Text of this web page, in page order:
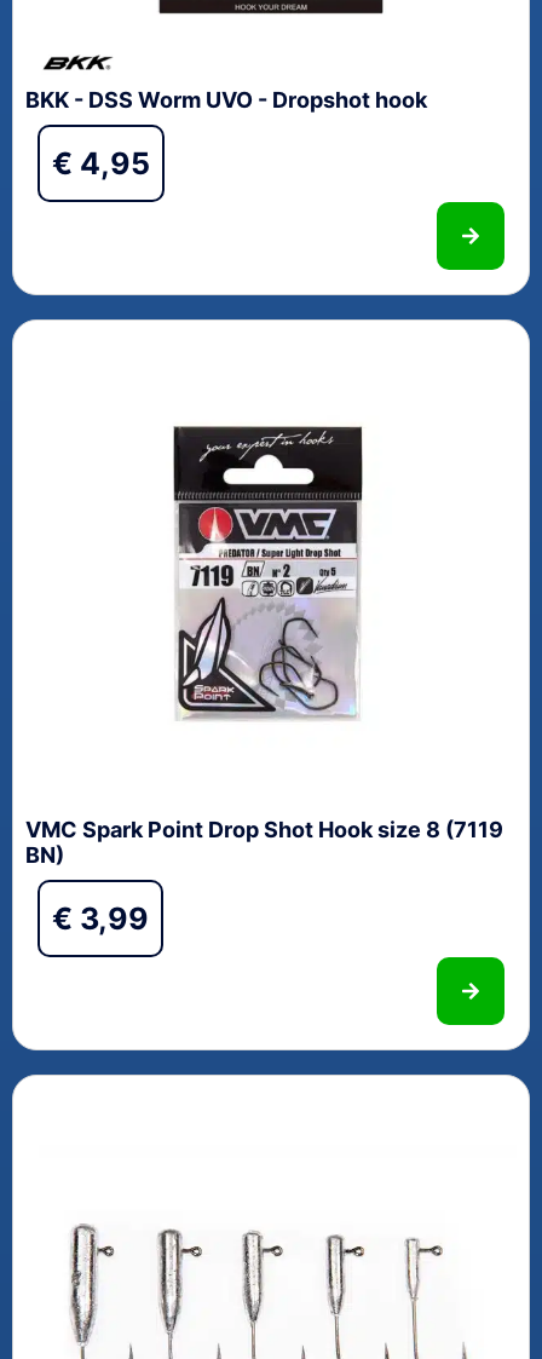
BKK - DSS Worm UVO - Dropshot hook
€ 4,95
VMC Spark Point Drop Shot Hook size 8 (7119
BN)
€ 3,99